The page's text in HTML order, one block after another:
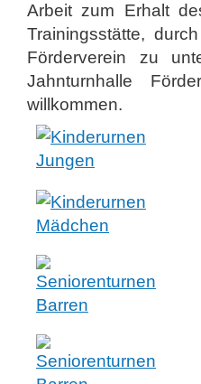
Arbeit zum Erhalt
Trainingsstätte,
Förderverein zu
Jahnturnhalle
willkommen.